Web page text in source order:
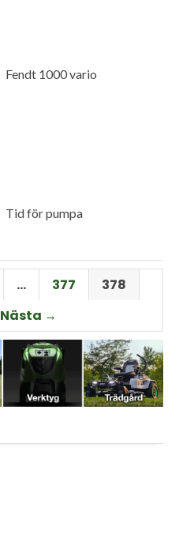
Fendt 1000 vario
Tid för pumpa
… 377
378
Nästa →